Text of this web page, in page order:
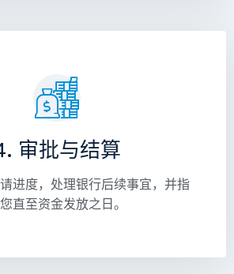
审批与结算
进度，处理银行后续事宜，并指
直至资金发放之日。